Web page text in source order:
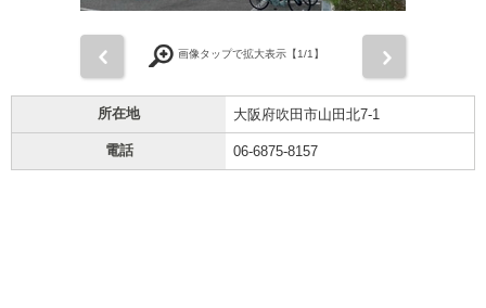
画像タップで拡大表示【1/1】
所在地 大阪府吹田市山田北7-1
電話 06-6875-8157